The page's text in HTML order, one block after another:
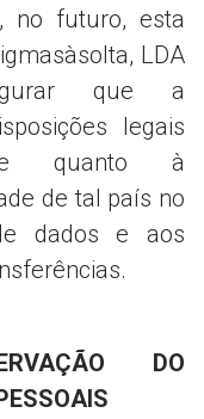
no futuro, esta
LDA
que a
legais
quanto à
de tal país no
dados e aos
DO